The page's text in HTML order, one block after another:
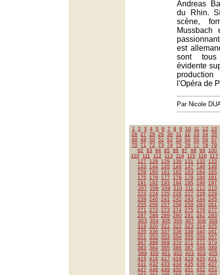
Andreas
du Rhin.
scène,
Mussbach
est
sont tous
évidente
l'Opéra de
Par Nicole
1 2 3 4 5 6 7 8 9 10 11 12
13
26
27 28 29 30 31 32 33 34 35
48
49 50 51 52 53 54 55 56
57
70 71 72 73 74 75 76 77 78
79
92
93 94 95 96 97 98 99
100
110
111 112 113 114 115 116
117
127
128 129 130 131 132
133
143
144 145 146 147 148
149
159
160 161 162 163 164
165
175
176 177 178 179 180
181
191
192 193 194 195 196
197
207
208 209 210 211 212
213
223
224 225 226 227 228
229
239
240 241 242 243 244 245
255
256 257 258 259 260 261
271
272 273 274 275 276
277
287
288 289 290 291 292
293
303
304 305 306 307 308
309
319
320 321 322 323 324 325
335
336 337 338 339 340 341
351
352 353 354 355 356
357
367
368 369 370 371 372
373
383
384 385 386 387 388
389
399
400 401 402 403 404 405
415
416 417 418 419 420 421
431
432 433 434 435 436
437
447
448 449 450 451 452
453